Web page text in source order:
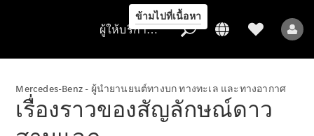
ข้ามไปที่เนื้อหา
ผู้ให้บริการ/
ผู้ให้บริการ/การคุ้มครองข้อมูล
Mercedes-Benz - ผู้นำยานยนต์ทางบก ทางทะเล และทางอากาศ
เรื่องราวของสัญลักษณ์ดาว